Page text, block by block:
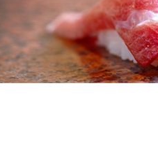
フェレストラン